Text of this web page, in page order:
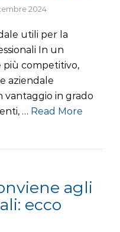
2024
utili per la
In un
più competitivo,
aziendale
in grado
… Read More
agli
ecco